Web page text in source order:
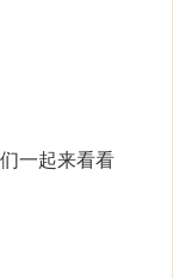
一起来看看